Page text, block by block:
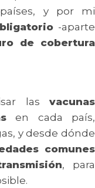
y por mi
-aparte
de cobertura
las vacunas
en cada país,
y desde dónde
comunes
, para